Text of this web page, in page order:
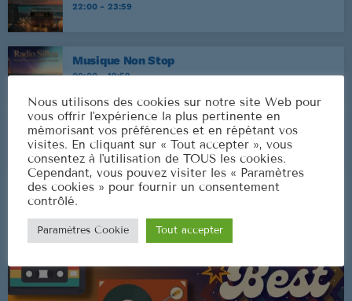
22:00 - 23:59
Musique Non Stop
00:00 - 19:59
Ré 70′
20:00 - 20:59
CLASSEMENT
Nous utilisons des cookies sur notre site Web pour
vous offrir l'expérience la plus pertinente en
mémorisant vos préférences et en répétant vos
visites. En cliquant sur « Tout accepter », vous
consentez à l'utilisation de TOUS les cookies.
Cependant, vous pouvez visiter les « Paramètres
des cookies » pour fournir un consentement
contrôlé.
Paramètres Cookie Tout accepter